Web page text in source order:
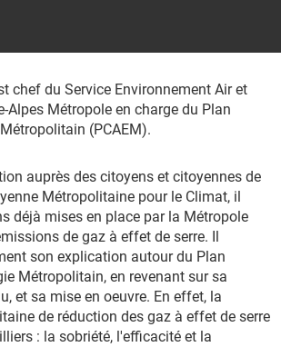
chef du Service Environnement Air et
Alpes Métropole en charge du Plan
(PCAEM).
auprès des citoyens et citoyennes de
Métropolitaine pour le Climat, il
déjà mises en place par la Métropole
de gaz à effet de serre. Il
son explication autour du Plan
Métropolitain, en revenant sur sa
et sa mise en oeuvre. En effet, la
de réduction des gaz à effet de serre
: la sobriété, l'efficacité et la